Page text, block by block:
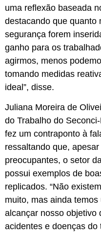
uma reflexão baseada
destacando que quanto
segurança forem
ganho para os
agirmos, menos
tomando medidas
ideal”, disse.
Juliana Moreira de
do Trabalho do
fez um contraponto à
ressaltando que,
preocupantes, o setor
possui exemplos de
replicados. “Não
muito, mas ainda
alcançar nosso objetivo
acidentes e doenças do